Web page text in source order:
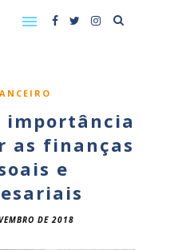
importância
as finanças
e
DE 2018